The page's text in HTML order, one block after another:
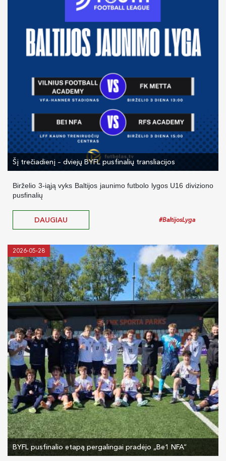
Šį trečiadienį – dviejų BYFL pusfinalių transliacijos
Birželio 3-iąją vyks Baltijos jaunimo futbolo lygos U16 diviziono
pusfinalių
DAUGIAU #BaltijosLyga
2026-05-28
BYFL pusfinalio etapą pergalingai pradėjo „Be1 NFA“